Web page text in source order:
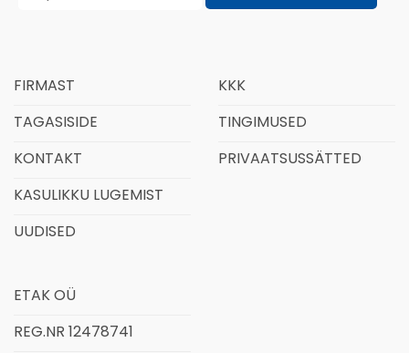
FIRMAST
TAGASISIDE
KONTAKT
KASULIKKU LUGEMIST
UUDISED
KKK
TINGIMUSED
PRIVAATSUSSÄTTED
ETAK OÜ
REG.NR 12478741